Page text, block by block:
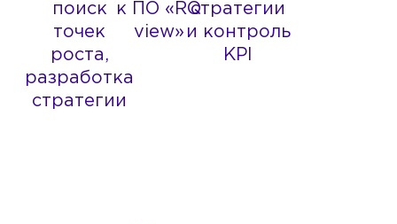
поиск
точек
роста,
разработка
стратегии
к ПО «RQ
view»
стратегии
и контроль
KPI